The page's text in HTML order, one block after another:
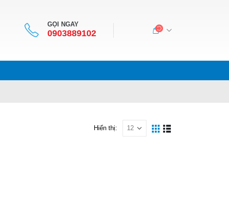
GỌI NGAY
0903889102
Hiển thị: